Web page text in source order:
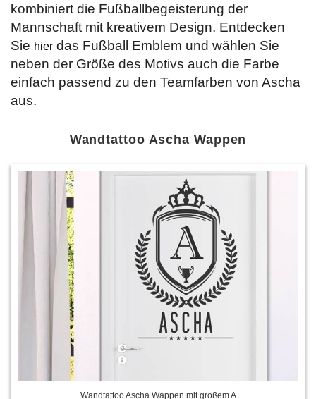
kombiniert die Fußballbegeisterung der
Mannschaft mit kreativem Design. Entdecken
Sie hier das Fußball Emblem und wählen Sie
neben der Größe des Motivs auch die Farbe
einfach passend zu den Teamfarben von Ascha
aus.
Wandtattoo Ascha Wappen
Wandtattoo Ascha Wappen mit großem A